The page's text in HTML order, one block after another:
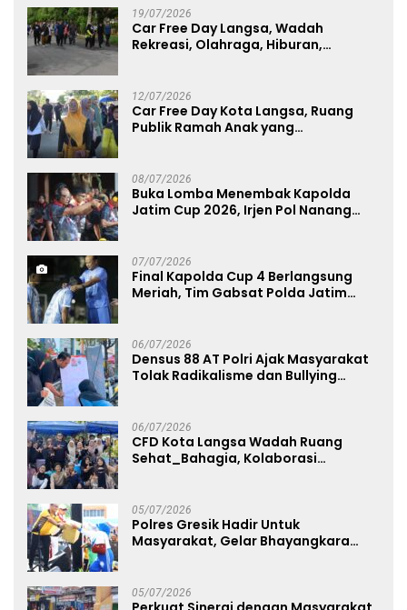
19/07/2026
Car Free Day Langsa, Wadah
Rekreasi, Olahraga, Hiburan,
12/07/2026
Car Free Day Kota Langsa, Ruang
Publik Ramah Anak yang
08/07/2026
Buka Lomba Menembak Kapolda
Jatim Cup 2026, Irjen Pol Nanang
07/07/2026
Final Kapolda Cup 4 Berlangsung
Meriah, Tim Gabsat Polda Jatim
06/07/2026
Densus 88 AT Polri Ajak Masyarakat
Tolak Radikalisme dan Bullying
06/07/2026
CFD Kota Langsa Wadah Ruang
Sehat_Bahagia, Kolaborasi
05/07/2026
Polres Gresik Hadir Untuk
Masyarakat, Gelar Bhayangkara
05/07/2026